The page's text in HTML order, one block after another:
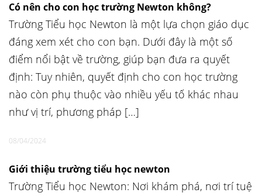
Có nên cho con học trường Newton không?
Trường Tiểu học Newton là một lựa chọn giáo dục
đáng xem xét cho con bạn. Dưới đây là một số
điểm nổi bật về trường, giúp bạn đưa ra quyết
định: Tuy nhiên, quyết định cho con học trường
nào còn phụ thuộc vào nhiều yếu tố khác nhau
như vị trí, phương pháp […]
08/04/2024
Giới thiệu trường tiểu học newton
Trường Tiểu học Newton: Nơi khám phá, nơi trí tuệ